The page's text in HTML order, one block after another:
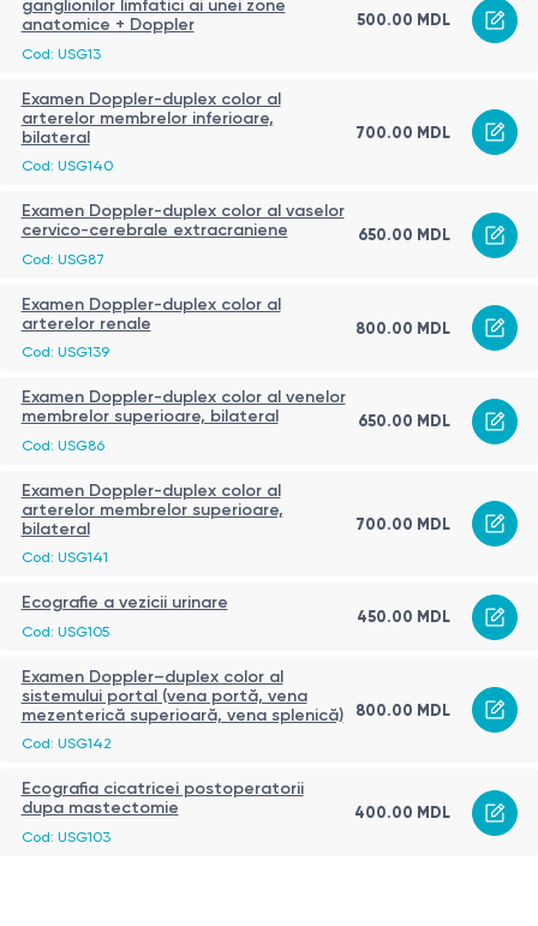
ganglionilor limfatici ai unei zone
anatomice + Doppler
Cod: USG13
500.00 MDL
Examen Doppler-duplex color al
arterelor membrelor inferioare,
bilateral
Cod: USG140
700.00 MDL
Examen Doppler-duplex color al vaselor
cervico-cerebrale extracraniene
Cod: USG87
650.00 MDL
Examen Doppler-duplex color al
arterelor renale
Cod: USG139
800.00 MDL
Examen Doppler-duplex color al venelor
membrelor superioare, bilateral
Cod: USG86
650.00 MDL
Examen Doppler-duplex color al
arterelor membrelor superioare,
bilateral
Cod: USG141
700.00 MDL
Ecografie a vezicii urinare
Cod: USG105
450.00 MDL
Examen Doppler–duplex color al
sistemului portal (vena portă, vena
mezenterică superioară, vena splenică)
Cod: USG142
800.00 MDL
Ecografia cicatricei postoperatorii
dupa mastectomie
Cod: USG103
400.00 MDL